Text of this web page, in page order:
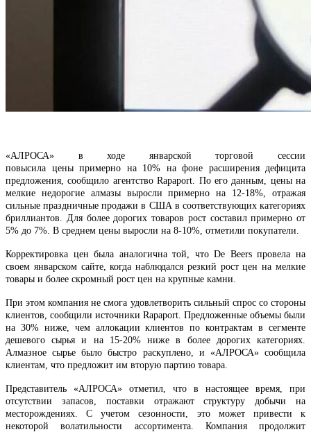
«АЛРОСА» в ходе январской торговой сессии
повысила цены примерно на 10% на фоне расширения дефицита
предложения, сообщило агентство Rapaport. По его данным, цены на
мелкие недорогие алмазы выросли примерно на 12-18%, отражая
сильные праздничные продажи в США в соответствующих категориях
бриллиантов. Для более дорогих товаров рост составил примерно от
5% до 7%. В среднем цены выросли на 8-10%, отметили покупатели.
Корректировка цен была аналогична той, что De Beers провела на
своем январском сайте, когда наблюдался резкий рост цен на мелкие
товары и более скромный рост цен на крупные камни.
При этом компания не смога удовлетворить сильный спрос со стороны
клиентов, сообщили источники Rapaport. Предложенные объемы были
на 30% ниже, чем аллокации клиентов по контрактам в сегменте
дешевого сырья и на 15-20% ниже в более дорогих категориях.
Алмазное сырье было быстро раскуплено, и «АЛРОСА» сообщила
клиентам, что предложит им вторую партию товара.
Представитель «АЛРОСА» отметил, что в настоящее время, при
отсутствии запасов, поставки отражают структуру добычи на
месторождениях. С учетом сезонности, это может привести к
некоторой волатильности ассортимента. Компания продолжит